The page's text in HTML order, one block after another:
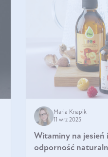
Maria Knapik
11 wrz 2025
Witaminy na jesień
odporność